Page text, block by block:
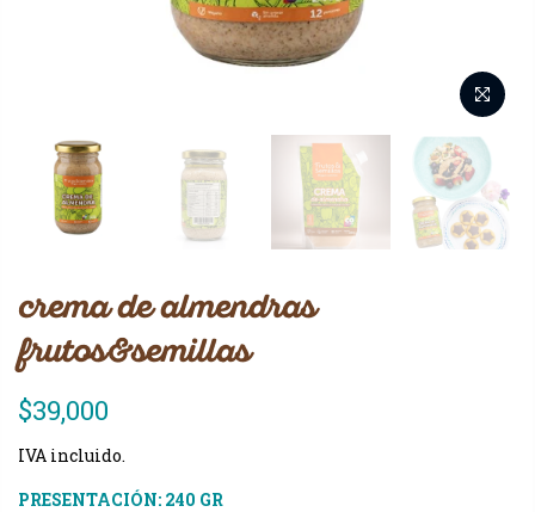
crema de almendras
frutos&semillas
$39,000
IVA incluido.
PRESENTACIÓN: 240 GR